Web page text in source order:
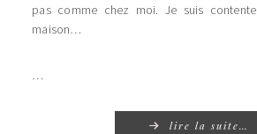
pas comme chez moi. Je suis
maison…
…
lire la suite…